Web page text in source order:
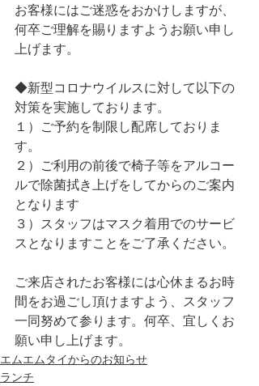
お客様にはご迷惑をおかけしますが、
何卒ご理解を賜りますようお願い申し
上げます。
◆新型コロナウイルスに対して以下の
対策を実施しております。
１）ご予約を制限し配席しておりま
す。
２）ご利用の前後で椅子等をアルコー
ルで除菌拭き上げをしてからのご案内
となります
３）スタッフはマスク着用でのサービ
スとなりますことをご了承ください。
ご来店されたお客様には心休まるお時
間をお過ごし頂けますよう、スタッフ
一同努めて参ります。何卒、宜しくお
願い申し上げます。
エムエムタイからのお知らせ
ランチ